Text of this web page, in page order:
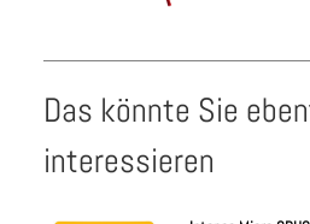
Das könnte Sie
interessieren